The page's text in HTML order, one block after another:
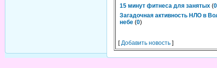
15 минут фитнеса для занятых (0
Загадочная активность НЛО в
небе (0)
[Добавить новость ]